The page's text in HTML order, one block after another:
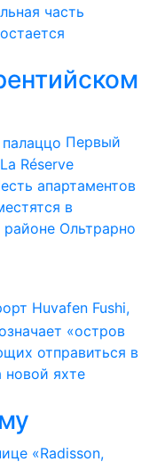
часть
Первый
Réserve
апартаментов
в
Ольтрарно
Huvafen Fushi,
«остров
отправиться в
новой яхте
«Radisson,